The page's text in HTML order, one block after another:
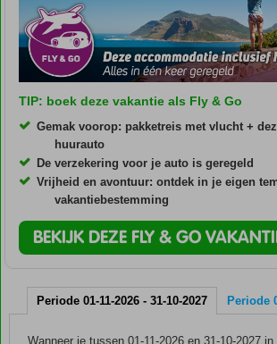
TIP: boek deze vakantie als Fly & Go
Gemak voorop: pakketreis met vlucht +
huurauto
De verzekering voor je auto is geregeld
Vrijheid en avontuur: ontdek in je eigen
vakantiebestemming
BEKIJK DEZE FLY & GO
Periode 01-11-2026 - 31-10-2027 Periode
Wanneer je tussen 01-11-2026 en 31-10-2027 in